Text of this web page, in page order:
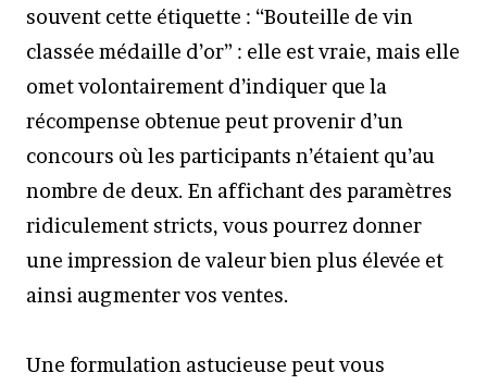
souvent cette étiquette : “Bouteille de vin
classée médaille d’or” : elle est vraie, mais elle
omet volontairement d’indiquer que la
récompense obtenue peut provenir d’un
concours où les participants n’étaient qu’au
nombre de deux. En affichant des paramètres
ridiculement stricts, vous pourrez donner
une impression de valeur bien plus élevée et
ainsi augmenter vos ventes.
Une formulation astucieuse peut vous